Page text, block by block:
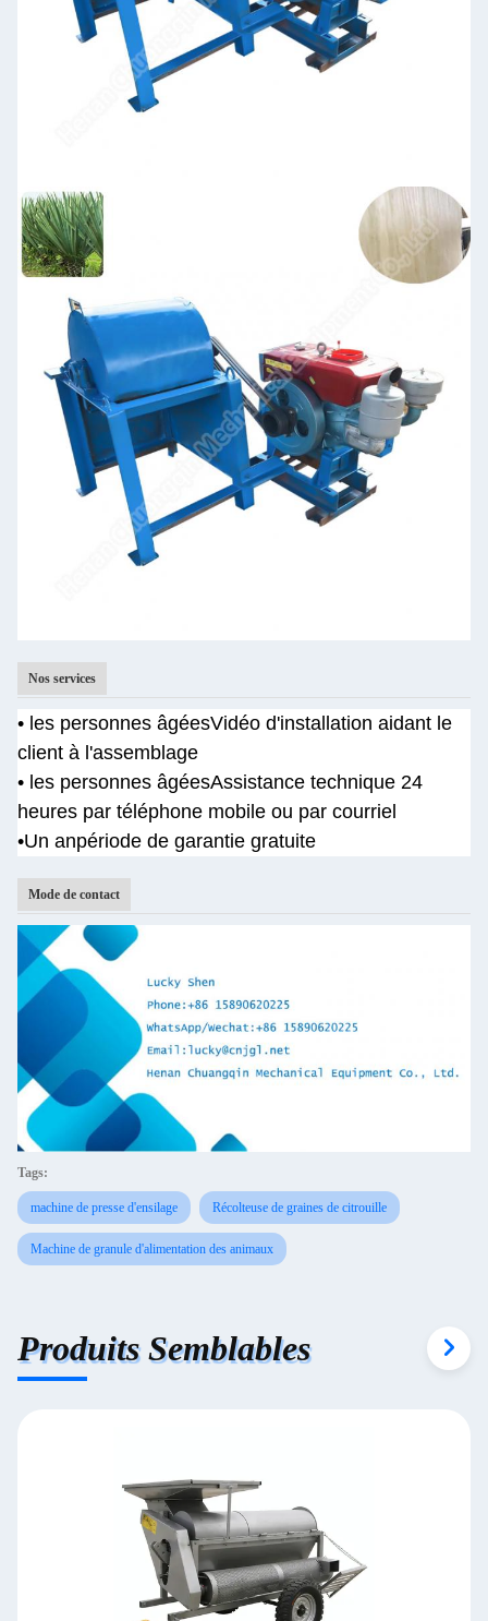
Nos services
• les personnes âgéesVidéo d'installation aidant le
client à l'assemblage
• les personnes âgéesAssistance technique 24
heures par téléphone mobile ou par courriel
•Un anpériode de garantie gratuite
Mode de contact
Tags:
machine de presse d'ensilage Récolteuse de graines de citrouille
Machine de granule d'alimentation des animaux
Produits Semblables